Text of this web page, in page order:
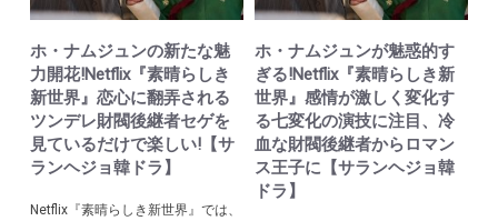
ホ・ナムジュンの新たな魅
力開花!Netflix『素晴らしき
新世界』恋心に翻弄される
ツンデレ財閥後継者セゲを
見ているだけで楽しい!【サ
ランヘジョ韓ドラ】
Netflix『素晴らしき新世界』では、
ホ・ナムジュンが魅惑的す
ぎる!Netflix『素晴らしき新
世界』感情が激しく変化す
る七変化の演技に注目、冷
血な財閥後継者からロマン
ス王子に【サランヘジョ韓
ドラ】